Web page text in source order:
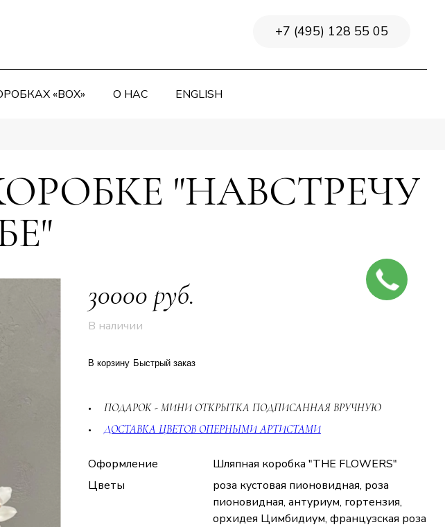
+7 (495) 128 55 05
«BOX» О НАС ENGLISH
"НАВСТРЕЧУ
30000 руб.
В наличии
В корзину Быстрый заказ
ПОДАРОК - МИНИ ОТКРЫТКА ПОДПИСАННАЯ ВРУЧНУЮ
ДОСТАВКА ЦВЕТОВ ОПЕРНЫМИ АРТИСТАМИ
Оформление
Шляпная коробка "THE FLOWERS"
Цветы
роза кустовая пионовидная, роза
пионовидная, антуриум, гортензия,
орхидея Цимбидиум, французская роза
ЗАКАЖИТЕ
ЗВОНОК